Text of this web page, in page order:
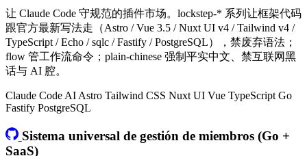
让 Claude Code 守规范的插件市场。lockstep-* 系列让框架代码
跟官方最新写法走（Astro / Vue 3.5 / Nuxt UI v4 / Tailwind v4 /
TypeScript / Echo / sqlc / Fastify / PostgreSQL），禁废弃语法；
flow 管工作流命令；plain-chinese 强制平实中文、禁互联网黑
话与 AI 腔。
Claude Code AI Astro Tailwind CSS Nuxt UI Vue TypeScript Go
Fastify PostgreSQL
Sistema universal de gestión de miembros (Go +
SaaS)